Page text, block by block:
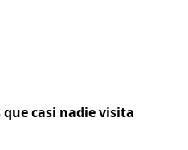
que casi nadie visita